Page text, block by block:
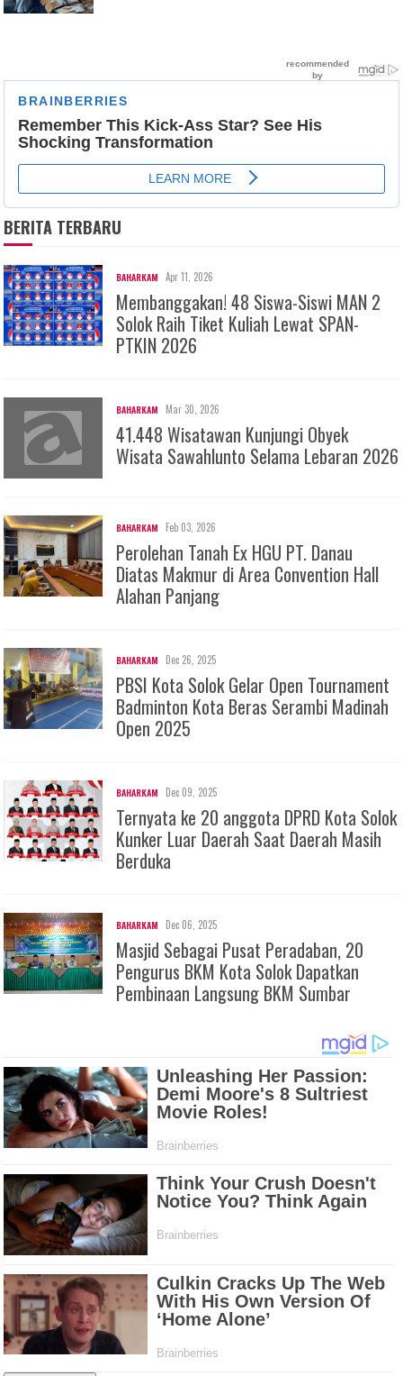
BERITA TERBARU
BAHARKAM Apr 11, 2026
Membanggakan! 48 Siswa-Siswi MAN 2
Solok Raih Tiket Kuliah Lewat SPAN-
PTKIN 2026
BAHARKAM Mar 30, 2026
41.448 Wisatawan Kunjungi Obyek
Wisata Sawahlunto Selama Lebaran 2026
BAHARKAM Feb 03, 2026
Perolehan Tanah Ex HGU PT. Danau
Diatas Makmur di Area Convention Hall
Alahan Panjang
BAHARKAM Dec 26, 2025
PBSI Kota Solok Gelar Open Tournament
Badminton Kota Beras Serambi Madinah
Open 2025
BAHARKAM Dec 09, 2025
Ternyata ke 20 anggota DPRD Kota Solok
Kunker Luar Daerah Saat Daerah Masih
Berduka
BAHARKAM Dec 06, 2025
Masjid Sebagai Pusat Peradaban, 20
Pengurus BKM Kota Solok Dapatkan
Pembinaan Langsung BKM Sumbar